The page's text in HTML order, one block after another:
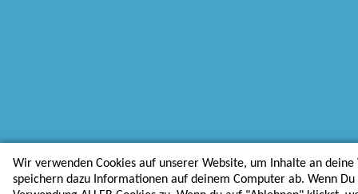
Wir verwenden Cookies auf unserer Website, um Inhalte an deine
speichern dazu Informationen auf deinem Computer ab. Wenn